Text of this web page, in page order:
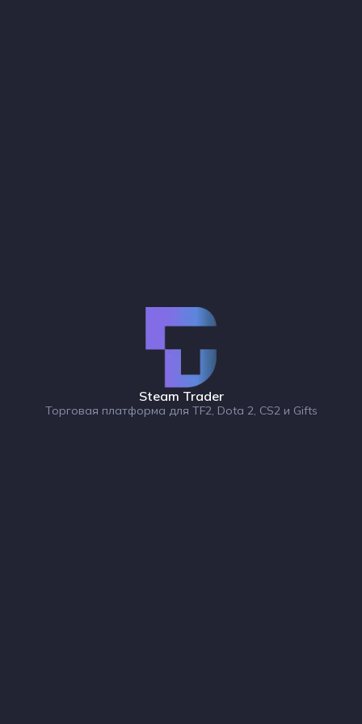
Steam Trader
Торговая платформа для TF2, Dota 2, CS2 и Gifts